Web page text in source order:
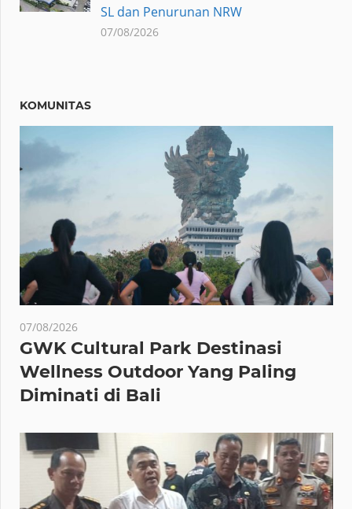
SL dan Penurunan NRW
07/08/2026
KOMUNITAS
07/08/2026
GWK Cultural Park Destinasi
Wellness Outdoor Yang Paling
Diminati di Bali